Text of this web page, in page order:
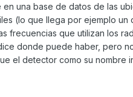
una base de datos de las
(lo que llega por ejemplo
frecuencias que utilizan los
donde puede haber, pero
el detector como su nombre